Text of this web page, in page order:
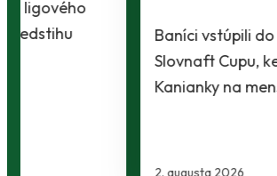
Baníci vstúpili do ostrej sezóny
Slovnaft Cupu, keď vycestovali
Kanianky na menšie "derby".